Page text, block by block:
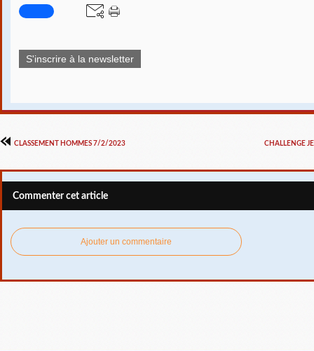
S'inscrire à la newsletter
CLASSEMENT HOMMES 7/2/2023 CHALLENGE
Commenter cet article
Ajouter un commentaire